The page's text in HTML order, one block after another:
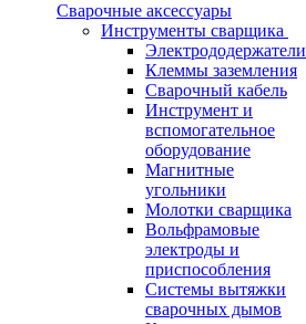
Сварочные аксессуары
Инструменты сварщика
Электрододержатели
Клеммы заземления
Сварочный кабель
Инструмент и
вспомогательное
оборудование
Магнитные
угольники
Молотки сварщика
Вольфрамовые
электроды и
приспособления
Системы вытяжки
сварочных дымов